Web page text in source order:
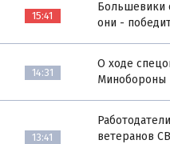
15:41
Большевики
они -
14:31
О ходе
Минобороны
13:41
ветеранов